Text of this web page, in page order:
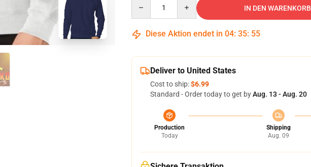
IN DEN WARENKORB
Diese Aktion endet in 04: 35: 54
Deliver to United States
Cost to ship:$6.99
Standard - Order today to get byAug. 13 - Aug. 20
Production
Today
Shipping
Aug. 09